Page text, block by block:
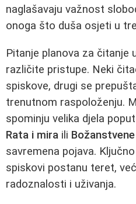
naglašavaju važnost
onoga što duša osjeti u
Pitanje planova za čitanje
različite pristupe. Neki
spiskove, drugi se
trenutnom raspoloženju.
spominju velika djela poput
Rata i mira ili
savremena pojava.
spiskovi postanu teret,
radoznalosti i uživanja.